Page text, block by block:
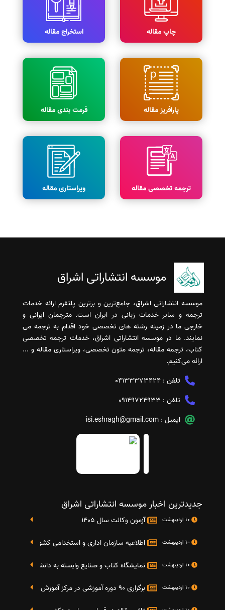
چاپ مقاله استخراج مقاله
پارافریز مقاله فرمت بندی مقاله
ترجمه تخصصی مقاله ویراستاری مقاله
موسسه انتشاراتی اشراق
موسسه انتشاراتی اشراق، جامع‌ترین و برترین پلتفرم ارائه خدمات
ترجمه و سایر خدمات زبانی در ایران است. مترجمان ایرانی و
خارجی ما در زمینه رشته های تخصصی خود اقدام به ترجمه می
نمایند. ما در موسسه انتشاراتی اشراق، خدمات ترجمه تخصصی
کتاب، ترجمه مقاله، ترجمه متون تخصصی، ویراستاری مقاله و ...
ارائه می‌کنیم.
تلفن : 04133373424
تلفن : 09149724933
ایمیل : isi.eshragh@gmail.com
جدیدترین اخبار موسسه انتشاراتی اشراق
آزمون وکالت سال 1405
اطلاعیه سازمان اداری و استخدامی کشور در خصوص
نمایشگاه کتاب و صنایع وابسته به دانشگاه صنعتی شریف 4 الی 8 مهر
برگزاری 90 دوره آموزشی در مرکز آموزش فرهنگی دانشگاه علامه